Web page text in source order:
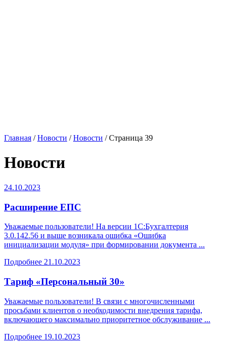
Главная /Новости /Новости /Страница 39
Новости
24.10.2023
Расширение ЕПС
Уважаемые пользователи! На версии 1С:Бухгалтерия
3.0.142.56 и выше возникала ошибка «Ошибка
инициализации модуля» при формировании документа ...
Подробнее 21.10.2023
Тариф «Персональный 30»
Уважаемые пользователи! В связи с многочисленными
просьбами клиентов о необходимости внедрения тарифа,
включающего максимально приоритетное обслуживание ...
Подробнее 19.10.2023